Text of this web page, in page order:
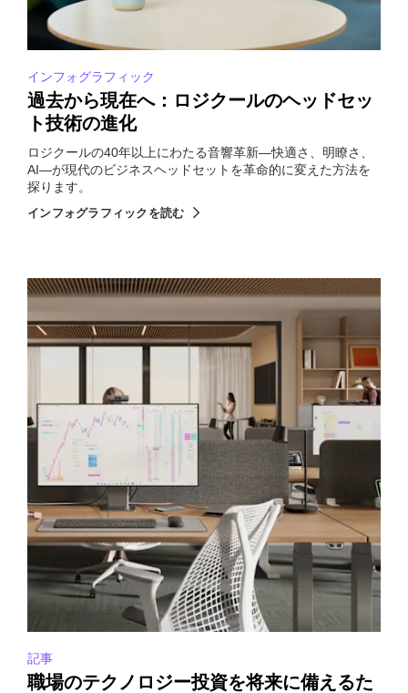
インフォグラフィック
過去から現在へ：ロジクールのヘッドセッ
ト技術の進化
ロジクールの40年以上にわたる音響革新—快適さ、明瞭さ、
AI—が現代のビジネスヘッドセットを革命的に変えた方法を
探ります。
インフォグラフィックを読む
記事
職場のテクノロジー投資を将来に備えるた